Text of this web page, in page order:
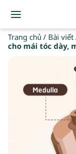
Trang chủ/ Bài viết
cho mái tóc dày,